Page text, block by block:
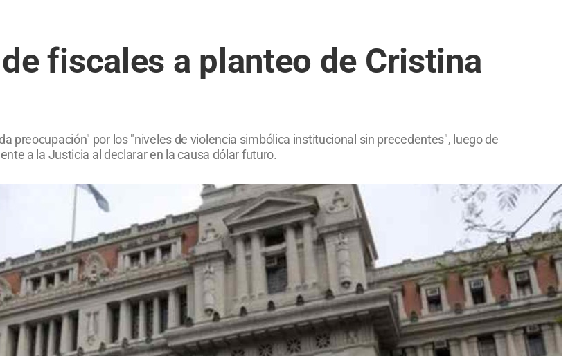
fiscales a planteo de Cristina
preocupación" por los "niveles de violencia simbólica institucional sin precedentes", luego de
a la Justicia al declarar en la causa dólar futuro.